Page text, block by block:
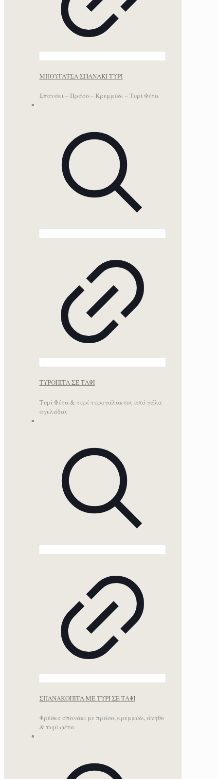
ΜΠΟΥΓΑΤΣΑ ΣΠΑΝΑΚΙ ΤΥΡΙ
Σπανάκι – Πράσο – Κρεμμύδι – Τυρί Φέτα
ΤΥΡΟΠΙΤΑ ΣΕ ΤΑΨΙ
Τυρί Φέτα & τυρί τυρογάλακτος από γάλα
αγελάδας
ΣΠΑΝΑΚΟΠΙΤΑ ΜΕ ΤΥΡΙ ΣΕ ΤΑΨΙ
Φρέσκο σπανάκι με πράσο, κρεμμύδι, άνηθο
& τυρί φέτα